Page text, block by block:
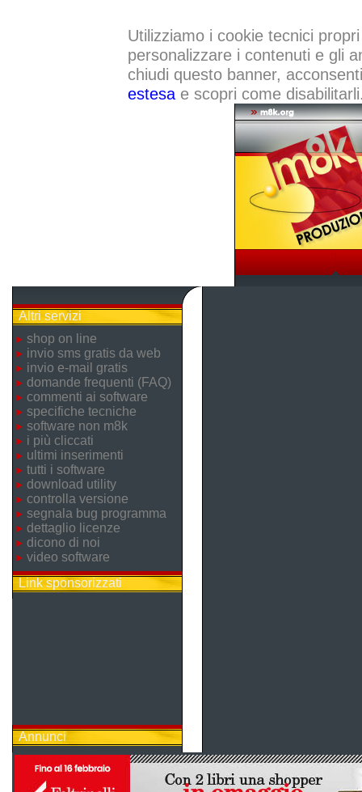
Utilizziamo i cookie tecnici
personalizzare i contenuti e gli
chiudi questo banner,
estesae scopri come
Altri servizi
shop on line
invio sms gratis da web
invio e-mail gratis
domande frequenti (FAQ)
commenti ai software
specifiche tecniche
software non m8k
i più cliccati
ultimi inserimenti
tutti i software
download utility
controlla versione
segnala bug programma
dettaglio licenze
dicono di noi
video software
Link sponsorizzati
Annunci